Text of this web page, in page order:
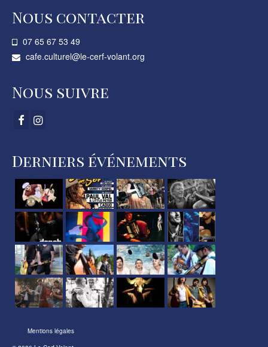
Nous contacter
07 65 67 53 49­
cafe.culturel@le-cerf-volant.org
Nous suivre
Derniers événements
Mentions légales